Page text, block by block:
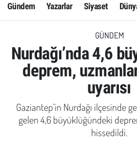
Gündem Yazarlar Siyaset
GÜNDEM
Nurdağı’nda 4,6
deprem,
uyarısı
Gaziantep’in Nurdağı ilçesinde
gelen 4,6 büyüklüğündeki
hissedildi.
Dünya
Ekonomi
Yerel Haberler
Trafik Durumu
Süper Lig Puan Durumu ve Fikstür
Tüm Manşetler
Son Dakika Haberleri
Haber Arşivi